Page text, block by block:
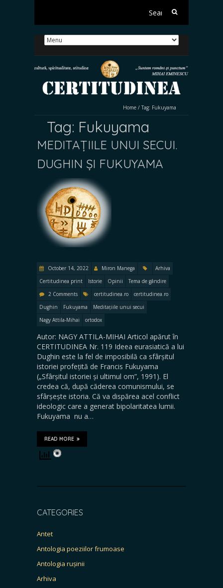
Search
Home / Tag: Fukuyama
Tag: Fukuyama
MEDITAȚIILE UNUI SECUI.
DUGHIN ȘI FUKUYAMA
October 14, 2022 Miron Manega
Arhiva
Certitudinea print
Istorie Opinii
Tema de gândire
2 Comments
certitudinea.ro
certitudinea.ro
Dughin
Fukuyama
Meditațiile unui secui
Nagy Attila-Mihai
ortodox
Autor: NAGY ATTILA-MIHAI Articol apărut în
CERTITUDINEA Nr. 119 Ideea eurasiatică a lui
Dughin este la fel de imposibilă ca sfârșitul
istoriei profețită de Francis Fukuyama
(„Sfârșitul istoriei și ultimul om”, 1991). El
credea că, după căderea comunismului, se
sfârșește istoria. Că va dispărea acel conflict
ideologic care a generat bipolaritatea lumii.
Fukuyama nu a…
READ MORE
CATEGORIES
Antet
Antologia poeziilor frumoase
Antologia rușinii
Arhiva